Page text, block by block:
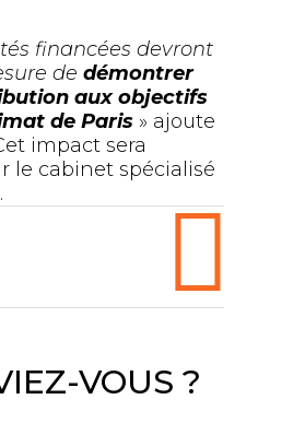
financées devront
de démontrer
aux objectifs
de Paris » ajoute
impact sera
le cabinet spécialisé
VOUS ?